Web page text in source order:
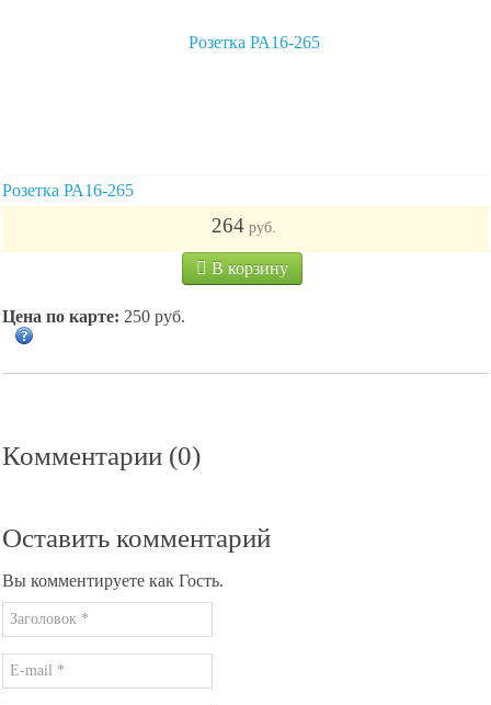
Розетка РА16-265
264 руб.
В корзину
Цена по карте: 250 руб.
Комментарии (0)
Оставить комментарий
Вы комментируете как Гость.